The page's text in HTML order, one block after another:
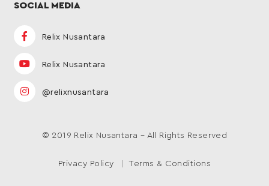
SOCIAL MEDIA
Relix Nusantara
Relix Nusantara
@relixnusantara
© 2019 Relix Nusantara – All Rights Reserved
Privacy Policy Terms & Conditions